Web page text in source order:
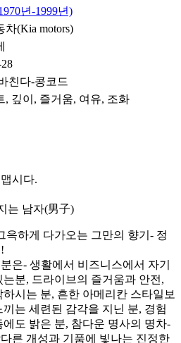
년-1999년)
차(Kia motors)
친다-콩코드
, 깊이, 즐거움, 여유, 조화
시다.
는 남자(男子)
윽하게 다가오는 그만의 향기- 정
은- 생활에서 비즈니스에서 자기
분, 드라이브의 즐거움과 안전,
시는 분, 흔한 아메리칸 스타일보
는 세련된 감각을 지닌 분, 경험
도 밝은 분, 참다운 명사의 명차-
른 개성과 기품에 빛나는 진정한